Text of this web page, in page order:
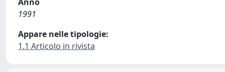
1991
Appare nelle tipologie:
1.1 Articolo in rivista